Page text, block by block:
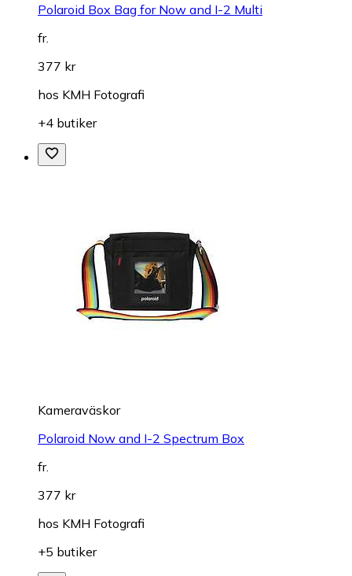
Polaroid Box Bag for Now and I-2 Multi
fr.
377 kr
hos KMH Fotografi
+4 butiker
Kameraväskor
Polaroid Now and I-2 Spectrum Box
fr.
377 kr
hos KMH Fotografi
+5 butiker